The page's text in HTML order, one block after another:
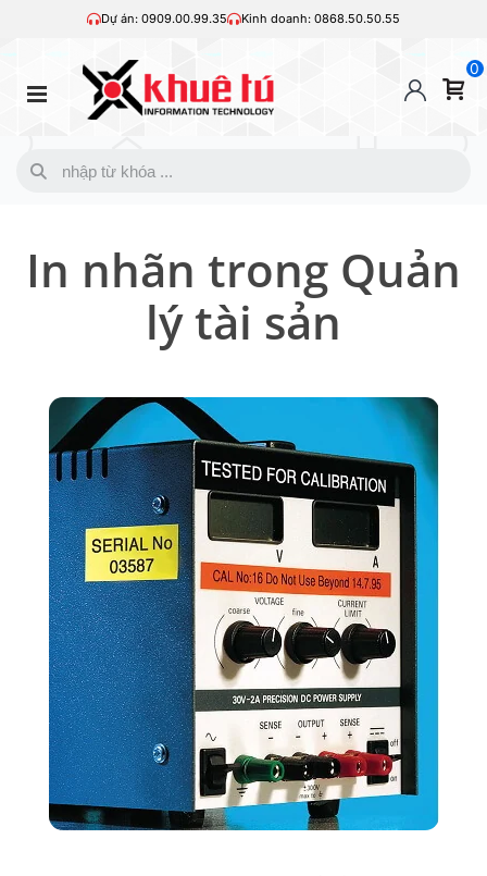
Dự án: 0909.00.99.35 Kinh doanh: 0868.50.50.55
0
In nhãn trong Quản
lý tài sản